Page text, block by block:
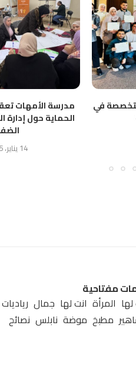
في
مدرسة الأمهات
الحماية حول إدارة
14 يناير، 2025
مفتاحية
المرأة انت لها جمال رياديات
مطبخ موضة نابلس نصائح